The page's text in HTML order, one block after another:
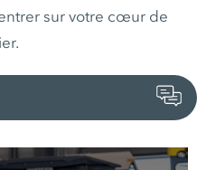
sur votre cœur de